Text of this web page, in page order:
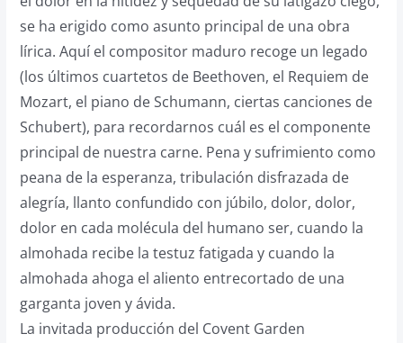
se ha erigido como asunto principal de una obra
lírica. Aquí el compositor maduro recoge un legado
(los últimos cuartetos de Beethoven, el Requiem de
Mozart, el piano de Schumann, ciertas canciones de
Schubert), para recordarnos cuál es el componente
principal de nuestra carne. Pena y sufrimiento como
peana de la esperanza, tribulación disfrazada de
alegría, llanto confundido con júbilo, dolor, dolor,
dolor en cada molécula del humano ser, cuando la
almohada recibe la testuz fatigada y cuando la
almohada ahoga el aliento entrecortado de una
garganta joven y ávida.
La invitada producción del Covent Garden